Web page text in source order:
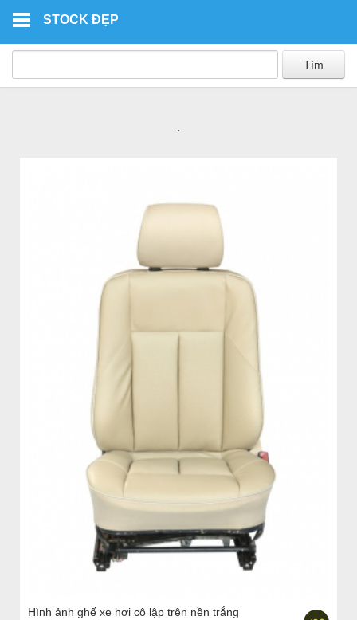
STOCK ĐẸP
Hình ảnh ghế xe hơi cô lập trên nền trắng